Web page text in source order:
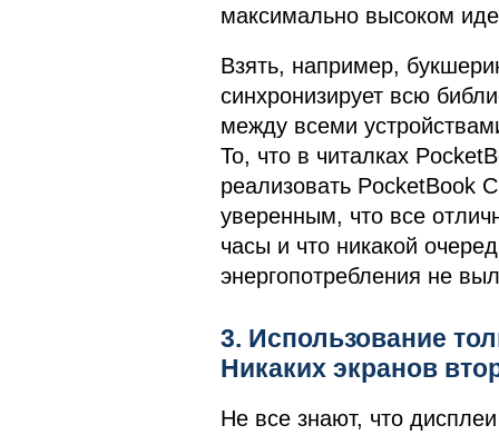
максимально высоком
Взять, например,
синхронизирует всю
между всеми
То, что в читалках
реализовать PocketBook
уверенным, что все
часы и что никакой
энергопотребления не
3. Использование
Никаких экранов
Не все знают, что